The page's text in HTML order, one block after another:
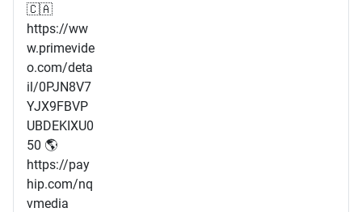
🇨🇦
https://ww
w.primevide
o.com/deta
il/0PJN8V7
YJX9FBVP
UBDEKIXU0
50 🌎
https://pay
hip.com/nq
vmedia